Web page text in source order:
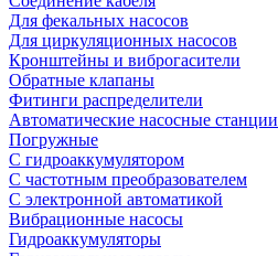
Для фекальных насосов
Для циркуляционных насосов
Кронштейны и виброгасители
Обратные клапаны
Фитинги распределители
Автоматические насосные станции
Погружные
С гидроаккумулятором
С частотным преобразователем
С электронной автоматикой
Вибрационные насосы
Гидроаккумуляторы